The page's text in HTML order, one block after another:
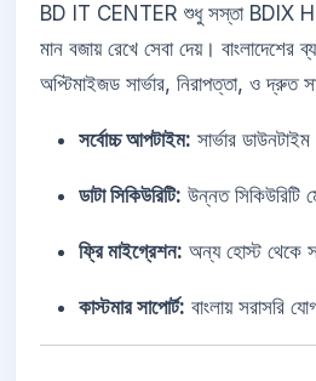
BD IT CENTER শুধু সস্তা BDIX
মান বজায় রেখে সেবা দেয়। বাংলাদেশের
অপ্টিমাইজড সার্ভার, নিরাপত্তা, ও দ্রুত
সর্বোচ্চ আপটাইম: সার্ভার
ডাটা সিকিউরিটি: উন্নত সিকিউরিটি
ফ্রি মাইগ্রেশন: অন্য হোস্ট থেকে
কাস্টমার সাপোর্ট: বাংলায় সরাসরি